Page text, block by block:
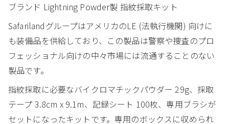
ブランド Lightning Powder製 指紋採取キット
SafarilandグループはアメリカのLE (法執行機関) 向けに
も装備品を供給しており、この製品は警察や捜査のプロ
フェッショナル向けの中々市場には流通することのない
製品です。
指紋採取に必要なバイクロマチックパウダー 29g、採取
テープ 3.8cm x 9.1m、記録シート 100枚、専用ブラシが
セットになったキットです。専用のボックスに収められ